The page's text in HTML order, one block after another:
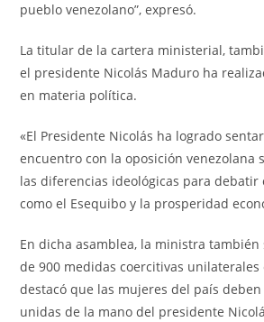
pueblo venezolano”, expresó.
La titular de la cartera ministerial,
el presidente Nicolás Maduro ha
en materia política.
«El Presidente Nicolás ha logrado
encuentro con la oposición venezolana
las diferencias ideológicas para debatir
como el Esequibo y la prosperidad
En dicha asamblea, la ministra también
de 900 medidas coercitivas
destacó que las mujeres del país
unidas de la mano del presidente